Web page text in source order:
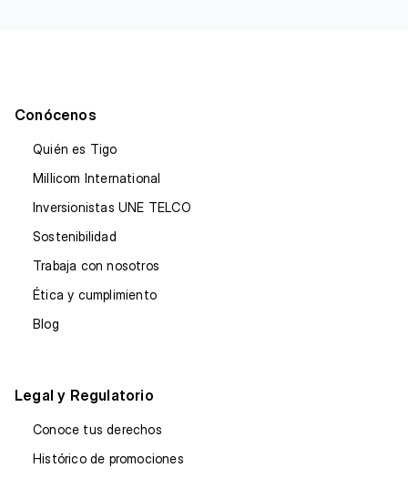
Conócenos
Quién es Tigo
Millicom International
Inversionistas UNE TELCO
Sostenibilidad
Trabaja con nosotros
Ética y cumplimiento
Blog
Legal y Regulatorio
Conoce tus derechos
Histórico de promociones